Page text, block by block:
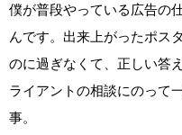
僕が普段やっている広告の
んです。出来上がったポス
のに過ぎなくて、正しい答
ライアントの相談にのって
事。